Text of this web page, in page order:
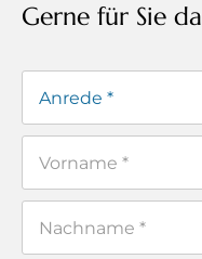
Gerne für Sie da